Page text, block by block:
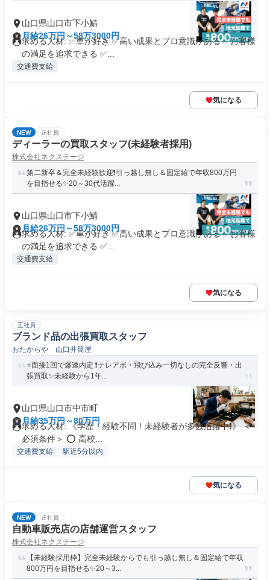
山口県山口市下小鯖
月給26万円～58万3000円
求める人材: ✅車が好き ✅高い成果とプロ意識がある ✅お客様
の満足を追求できる ✅...
交通費支給
気になる
NEW 正社員
ディーラーの買取スタッフ(未経験者採用)
株式会社ネクステージ
第二新卒＆完全未経験歓迎❗引っ越し無し＆固定給で年収800万円
を目指せる✨20～30代活躍...
山口県山口市下小鯖
月給26万円～58万3000円
求める人材: ✅車が好き ✅高い成果とプロ意識がある ✅お客様
の満足を追求できる ✅...
交通費支給
気になる
正社員
ブランド品の出張買取スタッフ
おたからや 山口井筒屋
⭐️面接1回で爆速内定 ❗️テレアポ・飛び込み一切なしの完全反響・出
張買取✨未経験から1年...
山口県山口市中市町
月給35万円～80万円
求める人材: 《学歴・経験不問！未経験者が多数活躍中❗️》 ＜
必須条件＞ ⭕ 高校...
交通費支給 駅近5分以内
気になる
NEW 正社員
自動車販売店の店舗運営スタッフ
株式会社ネクステージ
【未経験採用枠】完全未経験からでも引っ越し無し＆固定給で年収
800万円を目指せる✨20～3...